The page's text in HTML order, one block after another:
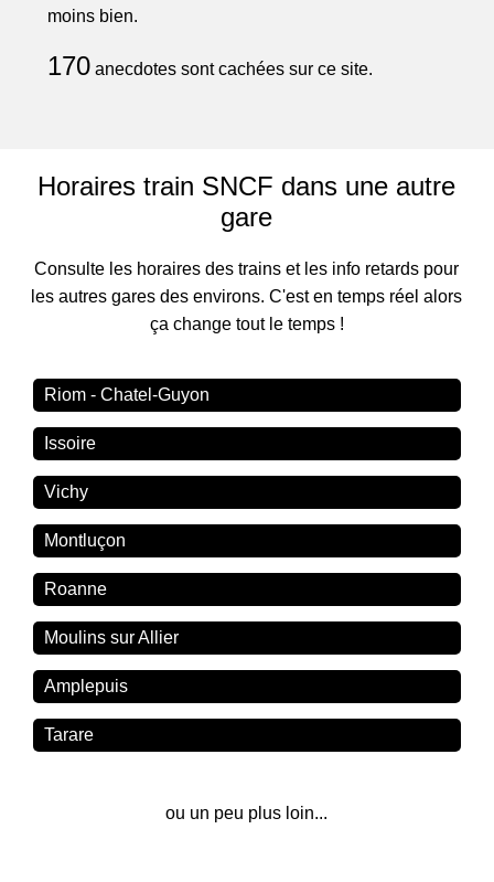
moins bien.
170anecdotes sont cachées sur ce site.
Horaires train SNCF dans une autre
gare
Consulte les horaires des trains et les info retards pour
les autres gares des environs. C'est en temps réel alors
ça change tout le temps !
Riom - Chatel-Guyon
Issoire
Vichy
Montluçon
Roanne
Moulins sur Allier
Amplepuis
Tarare
ou un peu plus loin...